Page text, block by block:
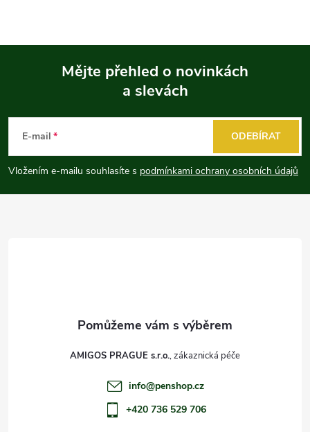
p
a
Mějte přehled o novinkách
a slevách
E-mail
Vložením e-mailu souhlasíte s podmínkami ochrany osobních údajů
ODEBÍRAT
AMIGOS PRAGUE s.r.o.
info@penshop.cz
+420 736 529 706